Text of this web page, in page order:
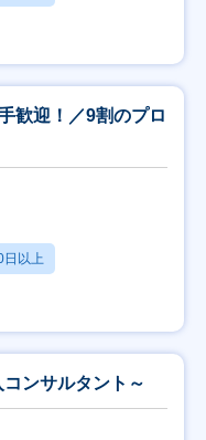
歓迎！／9割のプロ
日以上
ンサルタント～